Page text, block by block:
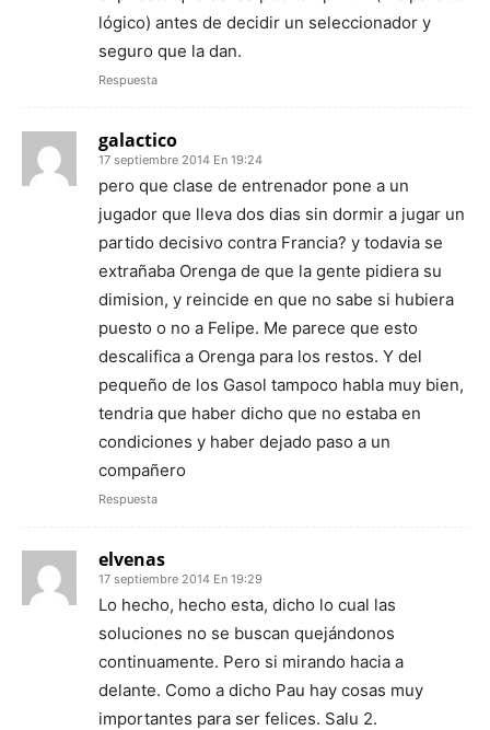
lógico) antes de decidir un seleccionador y
seguro que la dan.
Respuesta
galactico
17 septiembre 2014 En 19:24
pero que clase de entrenador pone a un
jugador que lleva dos dias sin dormir a jugar un
partido decisivo contra Francia? y todavia se
extrañaba Orenga de que la gente pidiera su
dimision, y reincide en que no sabe si hubiera
puesto o no a Felipe. Me parece que esto
descalifica a Orenga para los restos. Y del
pequeño de los Gasol tampoco habla muy bien,
tendria que haber dicho que no estaba en
condiciones y haber dejado paso a un
compañero
Respuesta
elvenas
17 septiembre 2014 En 19:29
Lo hecho, hecho esta, dicho lo cual las
soluciones no se buscan quejándonos
continuamente. Pero si mirando hacia a
delante. Como a dicho Pau hay cosas muy
importantes para ser felices. Salu 2.